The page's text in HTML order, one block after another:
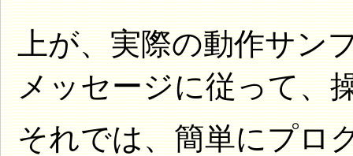
上が、実際の動作サン
メッセージに従って、
それでは、簡単にプロ